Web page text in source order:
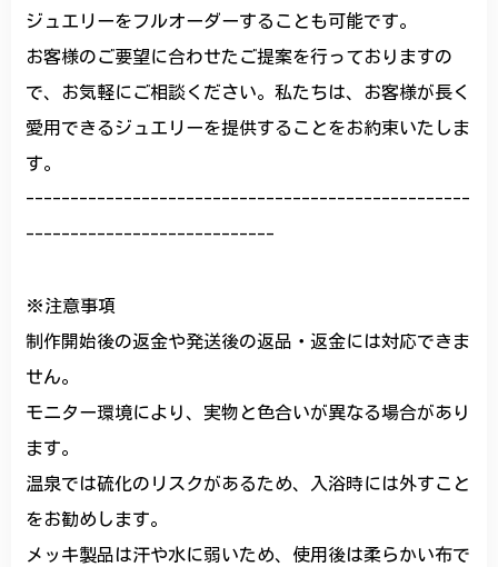
ジュエリーをフルオーダーすることも可能です。
お客様のご要望に合わせたご提案を行っておりますの
で、お気軽にご相談ください。私たちは、お客様が長く
愛用できるジュエリーを提供することをお約束いたしま
す。
--------------------------------------------------
----------------------------
※注意事項
制作開始後の返金や発送後の返品・返金には対応できま
せん。
モニター環境により、実物と色合いが異なる場合があり
ます。
温泉では硫化のリスクがあるため、入浴時には外すこと
をお勧めします。
メッキ製品は汗や水に弱いため、使用後は柔らかい布で